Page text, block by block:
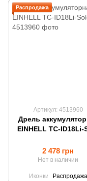
Распродажа
Артикул: 4513960
Дрель
EINHELL TC-ID18Li-
2 478 грн
Нет в наличии
Иконки Распродажа